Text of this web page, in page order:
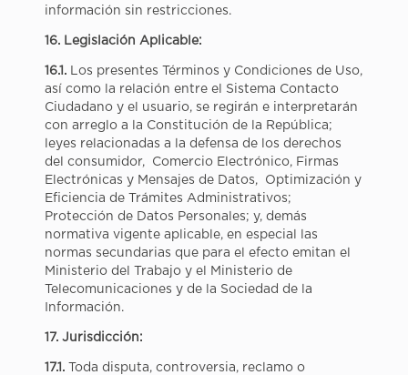
información sin restricciones.
16. Legislación Aplicable:
16.1.Los presentes Términos y Condiciones de Uso,
así como la relación entre el Sistema Contacto
Ciudadano y el usuario, se regirán e interpretarán
con arreglo a la Constitución de la República;
leyes relacionadas a la defensa de los derechos
del consumidor, Comercio Electrónico, Firmas
Electrónicas y Mensajes de Datos, Optimización y
Eficiencia de Trámites Administrativos;
Protección de Datos Personales; y, demás
normativa vigente aplicable, en especial las
normas secundarias que para el efecto emitan el
Ministerio del Trabajo y el Ministerio de
Telecomunicaciones y de la Sociedad de la
Información.
17. Jurisdicción:
17.1.Toda disputa, controversia, reclamo o